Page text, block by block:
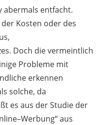
abermals entfacht.
Kosten oder des
es. Doch dievermeintlich
Probleme mit
erkennen
solche, da
es aus der Studie der
–Werbung“ aus